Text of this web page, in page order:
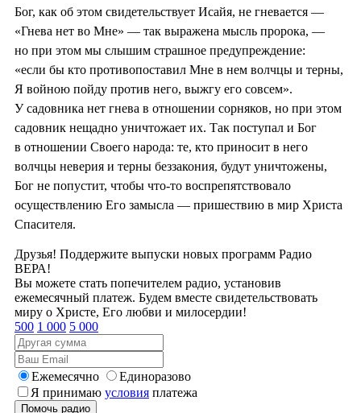
Бог, как об этом свидетельствует Исайя, не гневается —
«Гнева нет во Мне» — так выражена мысль пророка, —
но при этом мы слышим страшное предупреждение:
«если бы кто противопоставил Мне в нем волчцы и терны,
Я войною пойду против него, выжгу его совсем».
У садовника нет гнева в отношении сорняков, но при этом
садовник нещадно уничтожает их. Так поступал и Бог
в отношении Своего народа: те, кто приносит в него
волчцы неверия и терны беззакония, будут уничтожены,
Бог не попустит, чтобы что-то воспрепятствовало
осуществлению Его замысла — пришествию в мир Христа
Спасителя.
Друзья! Поддержите выпуски новых программ Радио
ВЕРА!
Вы можете стать попечителем радио, установив
ежемесячный платеж. Будем вместе свидетельствовать
миру о Христе, Его любви и милосердии!
500 1 000 5 000
Ежемесячно
Единоразово
Я принимаю условия платежа
Помочь радио